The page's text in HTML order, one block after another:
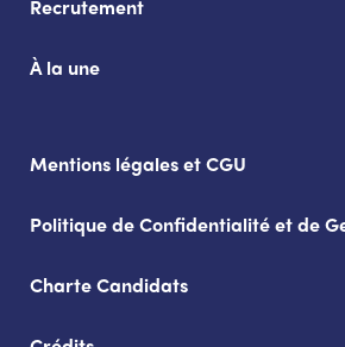
Recrutement
À la une
Mentions légales et CGU
Politique de Confidentialité et de
Charte Candidats